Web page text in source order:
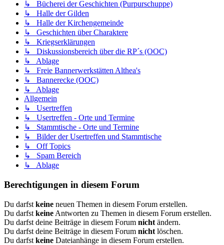
↳ Bücherei der Geschichten (Purpurschuppe)
↳ Halle der Gilden
↳ Halle der Kirchengemeinde
↳ Geschichten über Charaktere
↳ Kriegserklärungen
↳ Diskussionsbereich über die RP´s (OOC)
↳ Ablage
↳ Freie Bannerwerkstätten Althea's
↳ Bannerecke (OOC)
↳ Ablage
Allgemein
↳ Usertreffen
↳ Usertreffen - Orte und Termine
↳ Stammtische - Orte und Termine
↳ Bilder der Usertreffen und Stammtische
↳ Off Topics
↳ Spam Bereich
↳ Ablage
Berechtigungen in diesem Forum
Du darfst keine neuen Themen in diesem Forum erstellen.
Du darfst keine Antworten zu Themen in diesem Forum erstellen.
Du darfst deine Beiträge in diesem Forum nicht ändern.
Du darfst deine Beiträge in diesem Forum nicht löschen.
Du darfst keine Dateianhänge in diesem Forum erstellen.